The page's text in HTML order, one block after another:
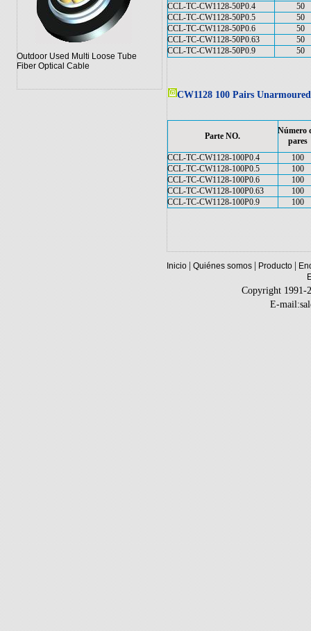
Outdoor Used Multi Loose Tube
Fiber Optical Cable
CCL-TC-CW1128-50P0.4
50
CCL-TC-CW1128-50P0.5
50
CCL-TC-CW1128-50P0.6
50
CCL-TC-CW1128-50P0.63
50
CCL-TC-CW1128-50P0.9
50
CW1128 100 Pairs
Parte NO.
Número
pares
CCL-TC-CW1128-100P0.4
100
CCL-TC-CW1128-100P0.5
100
CCL-TC-CW1128-100P0.6
100
CCL-TC-CW1128-100P0.63
100
CCL-TC-CW1128-100P0.9
100
Inicio|Quiénes somos|Producto|
Copyright 1991-
E-